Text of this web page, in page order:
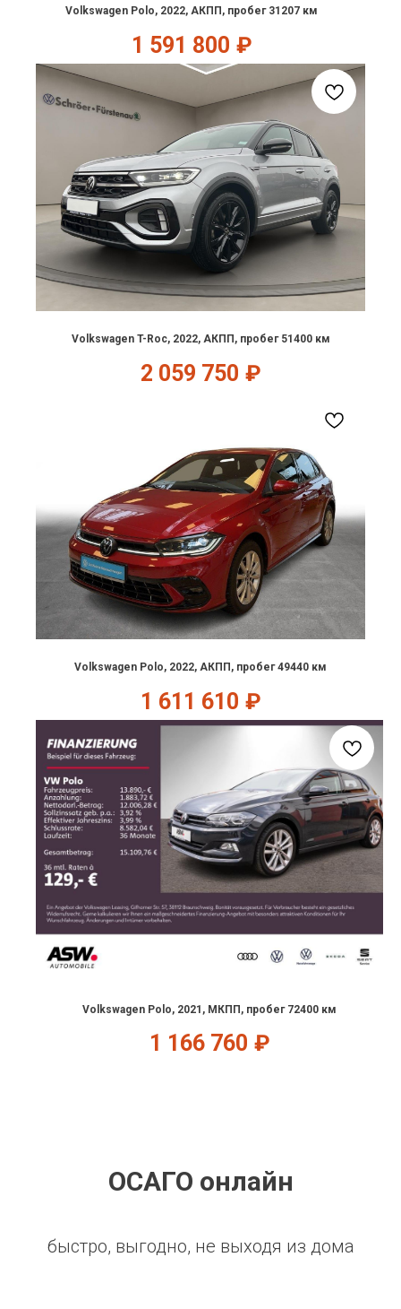
Volkswagen Polo, 2022, АКПП, пробег 31207 км
1 591 800 ₽
Volkswagen T-Roc, 2022, АКПП, пробег 51400 км
2 059 750 ₽
Volkswagen Polo, 2022, АКПП, пробег 49440 км
1 611 610 ₽
Volkswagen Polo, 2021, МКПП, пробег 72400 км
1 166 760 ₽
ОСАГО онлайн
быстро, выгодно, не выходя из дома